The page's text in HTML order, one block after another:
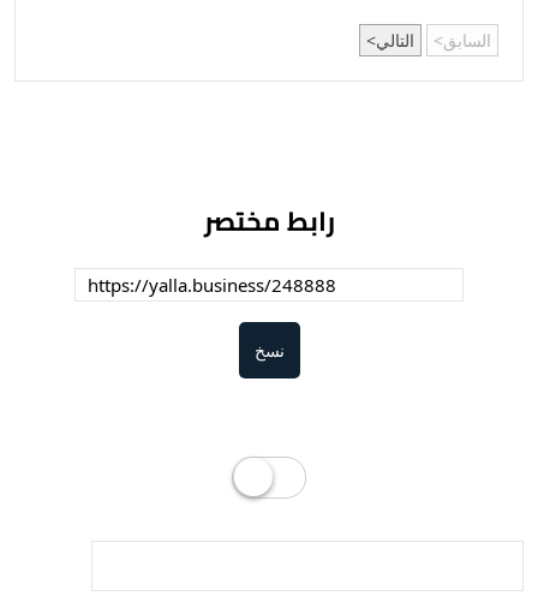
السابق التالي
رابط مختصر
نسخ